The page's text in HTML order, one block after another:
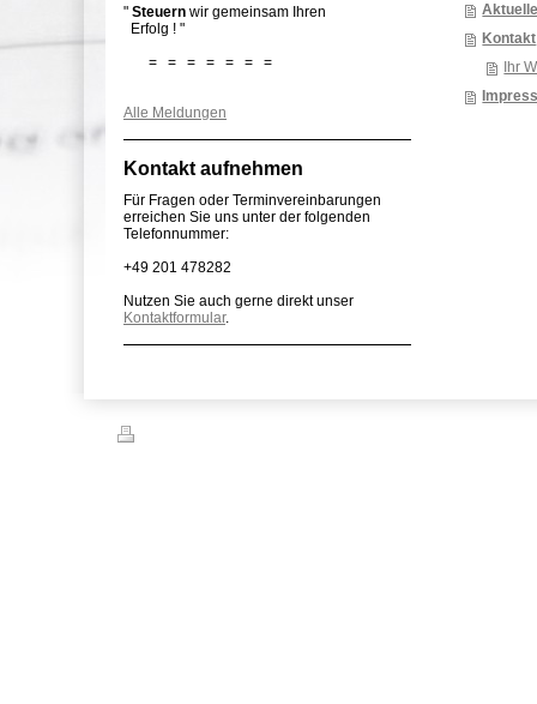
Kontakt
Ihr
" Steuern wir gemeinsam Ihren
Erfolg ! "
= = = = = = =
Alle Meldungen
Kontakt aufnehmen
Für Fragen oder Terminvereinbarungen
erreichen Sie uns unter der folgenden
Telefonnummer:
+49 201 478282
Nutzen Sie auch gerne direkt unser
Kontaktformular.